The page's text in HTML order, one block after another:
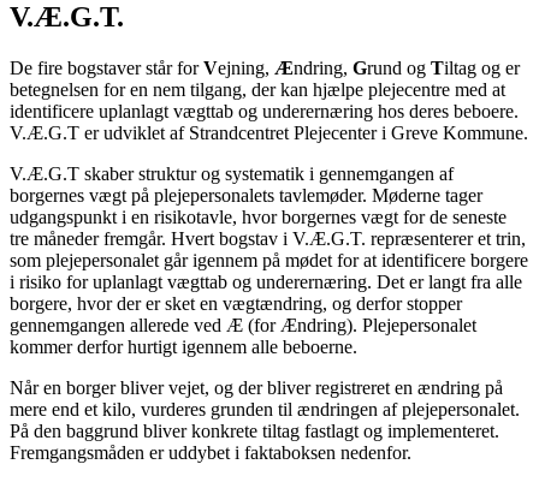
V.Æ.G.T.
De fire bogstaver står forVejning, Ændring, Grund og Tiltag og er
betegnelsen for en nem tilgang, der kan hjælpe plejecentre med at
identificere uplanlagt vægttab og underernæring hos deres beboere.
V.Æ.G.T er udviklet af Strandcentret Plejecenter i Greve Kommune.
V.Æ.G.T skaber struktur og systematik i gennemgangen af
borgernes vægt på plejepersonalets tavlemøder. Møderne tager
udgangspunkt i en risikotavle, hvor borgernes vægt for de seneste
tre måneder fremgår. Hvert bogstav i V.Æ.G.T. repræsenterer et trin,
som plejepersonalet går igennem på mødet for at identificere borgere
i risiko for uplanlagt vægttab og underernæring. Det er langt fra alle
borgere, hvor der er sket en vægtændring, og derfor stopper
gennemgangen allerede ved Æ (for Ændring). Plejepersonalet
kommer derfor hurtigt igennem alle beboerne.
Når en borger bliver vejet, og der bliver registreret en ændring på
mere end et kilo, vurderes grunden til ændringen af plejepersonalet.
På den baggrund bliver konkrete tiltag fastlagt og implementeret.
Fremgangsmåden er uddybet i faktaboksen nedenfor.